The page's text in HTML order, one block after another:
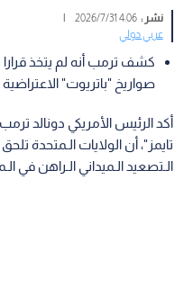
نشر :4:06 2026/7/31
|
عربي دولي
كشف ترمب أنه لم يتخذ قرارا
صواريخ "باتريوت"
أكد الرئيس الأمريكي دونالد
تايمز"، أن الولايات الـمتحدة
الـتصعيد الـميداني الـراهن في